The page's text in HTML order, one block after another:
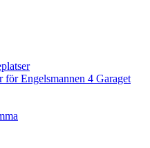
för Engelsmannen 4 Garaget